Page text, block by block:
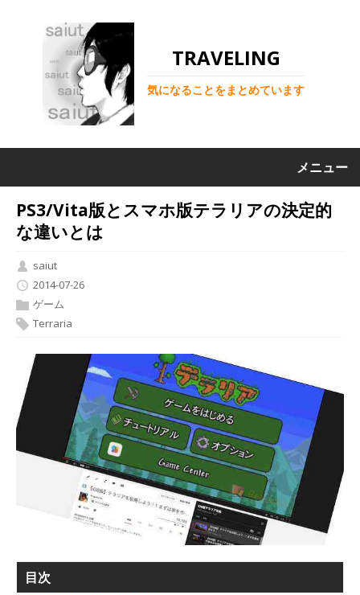
TRAVELING
気になることをまとめています
メニュー
PS3/Vita版とスマホ版テラリアの決定的
な違いとは
saiut
2014-07-26
ゲーム
Terraria
目次